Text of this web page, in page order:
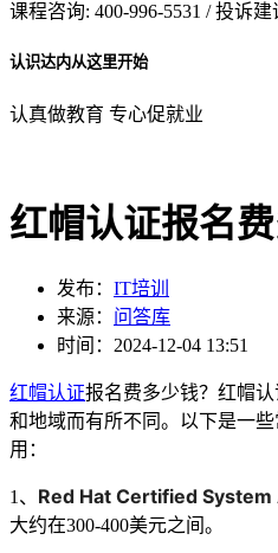
课程咨询: 400-996-5531 / 投诉建
认识达内从这里开始
认真做教育 专心促就业
红帽认证报名费
发布： IT培训
来源： 问答库
时间：2024-12-04 13:51
红帽认证报名费多少钱？红帽
和地域而有所不同。以下是一
用：
1、 Red Hat Certified
大约在300-400美元之间。